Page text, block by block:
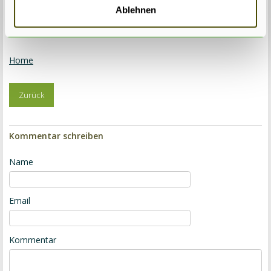
Ablehnen
Copyright © 2017 Pflanzenabholen
Home
Zurück
Kommentar schreiben
Leave
this
one
empty:
Name
Email
Don't
fill
Kommentar